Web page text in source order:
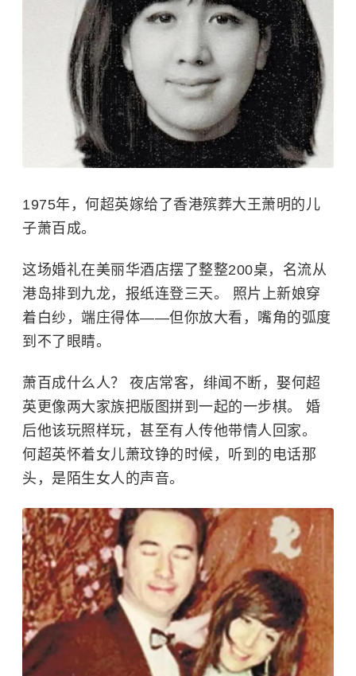
1975年，何超英嫁给了香港殡葬大王萧明的儿
子萧百成。
这场婚礼在美丽华酒店摆了整整200桌，名流从
港岛排到九龙，报纸连登三天。 照片上新娘穿
着白纱，端庄得体——但你放大看，嘴角的弧度
到不了眼睛。
萧百成什么人？ 夜店常客，绯闻不断，娶何超
英更像两大家族把版图拼到一起的一步棋。 婚
后他该玩照样玩，甚至有人传他带情人回家。
何超英怀着女儿萧玟铮的时候，听到的电话那
头，是陌生女人的声音。